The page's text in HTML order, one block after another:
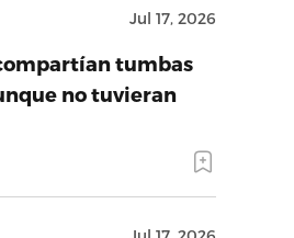
Jul 17, 2026
tumbas
no tuvieran